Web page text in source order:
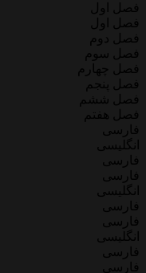
فصل اول
فصل اول
فصل دوم
فصل سوم
فصل چهارم
فصل پنجم
فصل ششم
فصل هفتم
فارسی
انگلیسی
فارسی
فارسی
انگلیسی
فارسی
فارسی
انگلیسی
فارسی
فارسی